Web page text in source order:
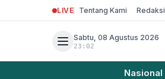
LIVE Tentang Kami Redaksi
Sabtu, 08 Agustus 2026
23:02
Nasional